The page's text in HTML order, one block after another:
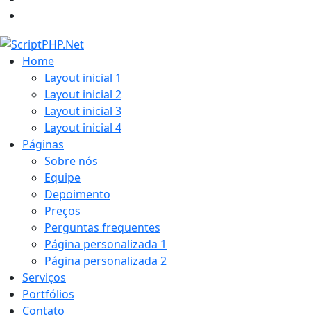
Home
Layout inicial 1
Layout inicial 2
Layout inicial 3
Layout inicial 4
Páginas
Sobre nós
Equipe
Depoimento
Preços
Perguntas frequentes
Página personalizada 1
Página personalizada 2
Serviços
Portfólios
Contato